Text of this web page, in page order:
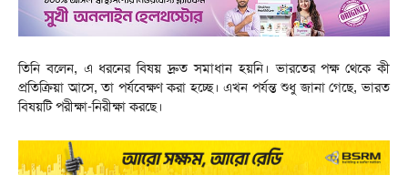
তিনি বলেন, এ ধরনের বিষয় দ্রুত সমাধান হয়নি। ভারতের পক্ষ থেকে কী
প্রতিক্রিয়া আসে, তা পর্যবেক্ষণ করা হচ্ছে। এখন পর্যন্ত শুধু জানা গেছে, ভারত
বিষয়টি পরীক্ষা-নিরীক্ষা করছে।